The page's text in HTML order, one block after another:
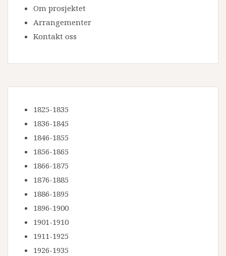
Om prosjektet
Arrangementer
Kontakt oss
1825-1835
1836-1845
1846-1855
1856-1865
1866-1875
1876-1885
1886-1895
1896-1900
1901-1910
1911-1925
1926-1935